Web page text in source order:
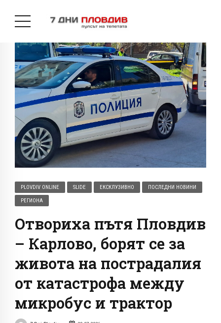
PLOVDIV ONLINE SLIDE ЕКСКЛУЗИВНО ПОСЛЕДНИ НОВИНИ
РЕГИОНА
Отвориха пътя Пловдив
– Карлово, борят се за
живота на пострадалия
от катастрофа между
микробус и трактор